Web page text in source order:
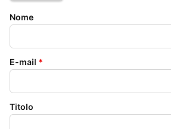
Nome
E-mail *
Titolo